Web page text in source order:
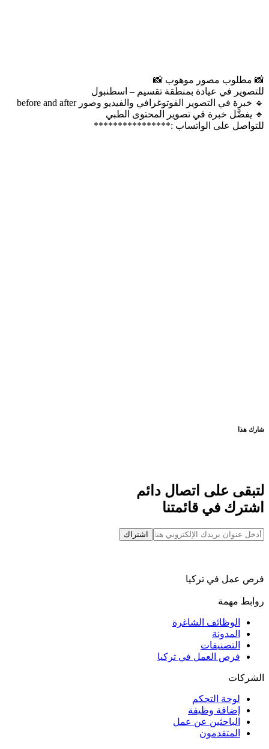
📸 مطلوب مصور موهوب 📸
للتصوير في عيادة بمنطقة تقسيم – اسطنبول
🔹 خبرة في التصوير الفوتوغرافي والفيديو وصور before and after
🔹 يفضَّل خبرة في تصوير المحتوى الطبي
للتواصل على الواتساب :****************
شارك هذا
لتبقى على اتصال دائم
اشترك في قائمتنا
اشتراك
فرص عمل في تركيا
روابط مهمة
الوظائف الشاغرة
المدونة
التصنيفات
فرص العمل في تركيا
الشركات
لوحة التحكم
إضافة وظيفة
الباحثين عن عمل
المتقدمون